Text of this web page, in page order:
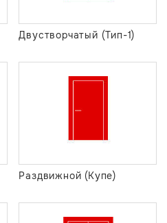
Двустворчатый (Тип-1)
Раздвижной (Купе)